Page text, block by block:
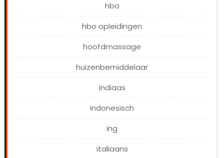
hbo
hbo opleidingen
hoofdmassage
huizenbemiddelaar
indiaas
indonesisch
ing
italiaans